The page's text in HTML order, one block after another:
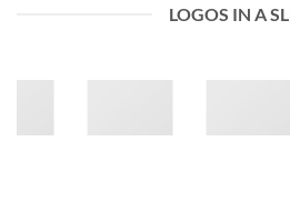
LOGOS IN A